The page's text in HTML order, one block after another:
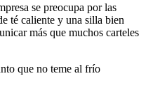
se preocupa por las
té caliente y una silla bien
más que muchos carteles
que no teme al frío